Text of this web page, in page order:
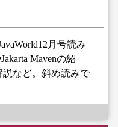
月号読み
Mavenの紹
など。斜め読みで